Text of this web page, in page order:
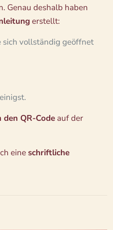
Genau deshalb haben
erstellt:
sich vollständig geöffnet
den QR-Codeauf der
eine schriftliche